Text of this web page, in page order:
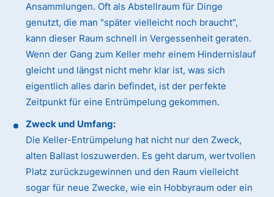
Ansammlungen. Oft als Abstellraum für Dinge
genutzt, die man "später vielleicht noch braucht",
kann dieser Raum schnell in Vergessenheit geraten.
Wenn der Gang zum Keller mehr einem Hindernislauf
gleicht und längst nicht mehr klar ist, was sich
eigentlich alles darin befindet, ist der perfekte
Zeitpunkt für eine Entrümpelung gekommen.
Zweck und Umfang:
Die Keller-Entrümpelung hat nicht nur den Zweck,
alten Ballast loszuwerden. Es geht darum, wertvollen
Platz zurückzugewinnen und den Raum vielleicht
sogar für neue Zwecke, wie ein Hobbyraum oder ein